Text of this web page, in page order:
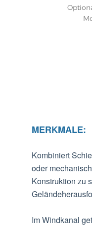
MERKMALE:
Kombiniert
oder
Konstruktion zu
Im Windkanal